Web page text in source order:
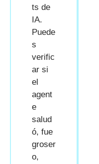
ts de
IA.
Puede
s
verific
ar si
el
agent
e
salud
ó, fue
groser
o,